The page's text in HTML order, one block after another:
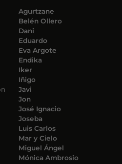
Agurtzane
Belén Ollero
Dani
Eduardo
Eva Argote
Endika
Iker
Iñigo
Javi
Jon
José Ignacio
Joseba
Luis Carlos
Mar y Cielo
Miguel Ángel
Mónica Ambrosio